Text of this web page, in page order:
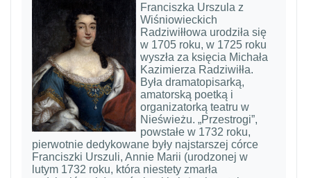
Franciszka Urszula z
Wiśniowieckich
Radziwiłłowa urodziła się
w 1705 roku, w 1725 roku
wyszła za księcia Michała
Kazimierza Radziwiłła.
Była dramatopisarką,
amatorską poetką i
organizatorką teatru w
Nieświeżu. „Przestrogi”,
powstałe w 1732 roku,
pierwotnie dedykowane były najstarszej córce
Franciszki Urszuli, Annie Marii (urodzonej w
lutym 1732 roku, która niestety zmarła